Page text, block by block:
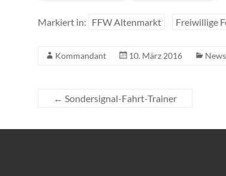
Markiert in: FFW Altenmarkt Freiwillige
Kommandant 10. März 2016
← Sondersignal-Fahrt-Trainer